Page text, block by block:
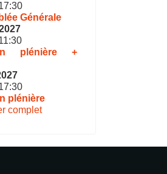
Générale
plénière +
plénière
complet